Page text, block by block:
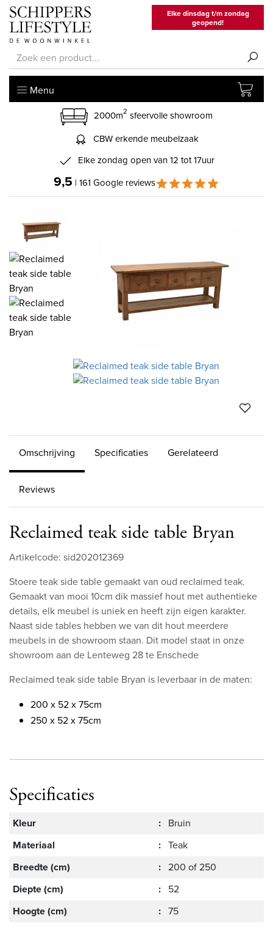
Elke dinsdag t/m zondag
geopend!
Menu
2000m2 sfeervolle showroom
CBW erkende meubelzaak
Elke zondag open van 12 tot 17uur
9,5 | 161 Google reviews
Omschrijving Specificaties Gerelateerd
Reviews
Reclaimed teak side table Bryan
Artikelcode: sid202012369
Stoere teak side table gemaakt van oud reclaimed teak.
Gemaakt van mooi 10cm dik massief hout met authentieke
details, elk meubel is uniek en heeft zijn eigen karakter.
Naast side tables hebben we van dit hout meerdere
meubels in de showroom staan. Dit model staat in onze
showroom aan de Lenteweg 28 te Enschede
Reclaimed teak side table Bryan is leverbaar in de maten:
200 x 52 x 75cm
250 x 52 x 75cm
Specificaties
Kleur : Bruin
Materiaal
: Teak
Breedte (cm)
: 200 of 250
Diepte (cm)
: 52
Hoogte (cm)
: 75